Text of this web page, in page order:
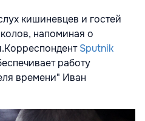
кишиневцев и гостей
напоминая о
Sputnik
работу
времени" Иван